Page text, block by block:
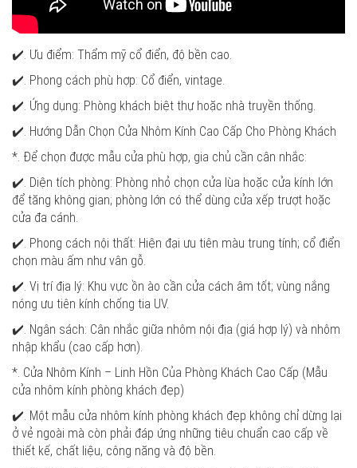
✔️. Ưu điểm: Thẩm mỹ cổ điển, độ bền cao.
✔️. Phong cách phù hợp: Cổ điển, vintage.
✔️. Ứng dụng: Phòng khách biệt thự hoặc nhà truyền thống.
✔️. Hướng Dẫn Chọn Cửa Nhôm Kính Cao Cấp Cho Phòng Khách
*. Để chọn được mẫu cửa phù hợp, gia chủ cần cân nhắc:
✔️. Diện tích phòng: Phòng nhỏ chọn cửa lùa hoặc cửa kính lớn
để tăng không gian; phòng lớn có thể dùng cửa xếp trượt hoặc
cửa đa cánh.
✔️. Phong cách nội thất: Hiện đại ưu tiên màu trung tính; cổ điển
chọn màu ấm như vân gỗ.
✔️. Vị trí địa lý: Khu vực ồn ào cần cửa cách âm tốt; vùng nắng
nóng ưu tiên kính chống tia UV.
✔️. Ngân sách: Cân nhắc giữa nhôm nội địa (giá hợp lý) và nhôm
nhập khẩu (cao cấp hơn).
*. Cửa Nhôm Kính – Linh Hồn Của Phòng Khách Cao Cấp (Mẫu
cửa nhôm kính phòng khách đẹp)
✔️. Một mẫu cửa nhôm kính phòng khách đẹp không chỉ dừng lại
ở vẻ ngoài mà còn phải đáp ứng những tiêu chuẩn cao cấp về
thiết kế, chất liệu, công năng và độ bền.